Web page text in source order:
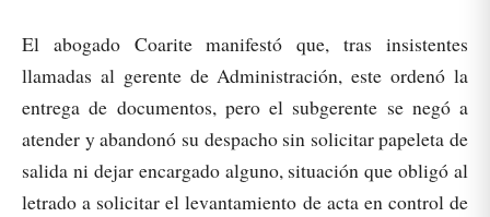
El abogado Coarite manifestó que, tras insistentes
llamadas al gerente de Administración, este ordenó la
entrega de documentos, pero el subgerente se negó a
atender y abandonó su despacho sin solicitar papeleta de
salida ni dejar encargado alguno, situación que obligó al
letrado a solicitar el levantamiento de acta en control de